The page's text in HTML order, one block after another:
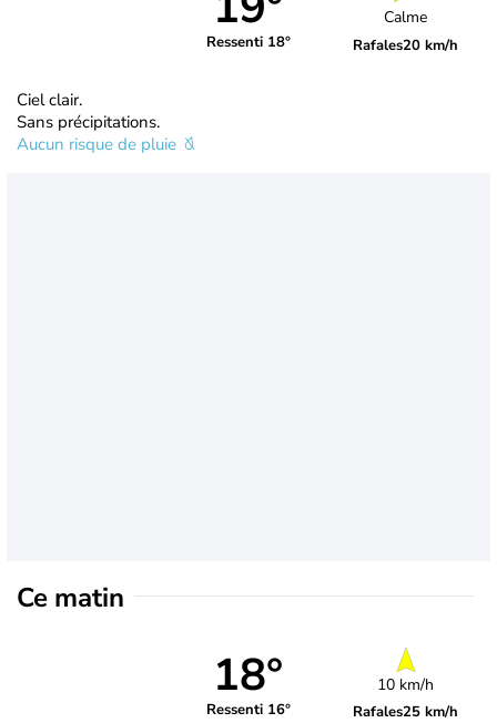
Ressenti 18°
Calme
Rafales20 km/h
Ciel clair.
Sans précipitations.
Aucun risque de pluie
Ce matin
18°
Ressenti 16°
10 km/h
Rafales25 km/h